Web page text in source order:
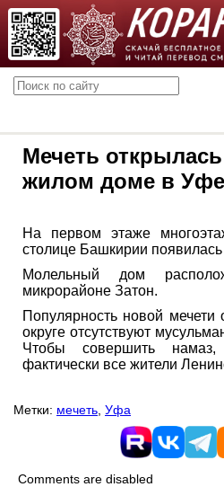
Мечеть
жилом доме в Уфе
На первом этаже
столице Башкирии появилась
Молельный дом
микрорайоне Затон.
Популярность новой мечети
округе отсутствуют
Чтобы совершить
фактически все жители
Метки: мечеть Уфа
Comments are disabled